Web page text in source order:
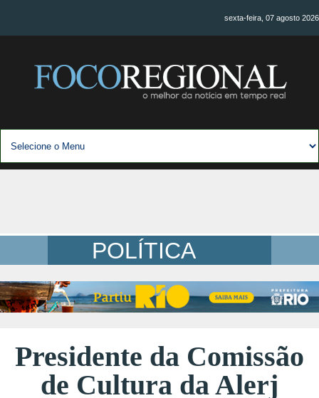
sexta-feira, 07 agosto 2026
POLÍTICA
Presidente da Comissão
de Cultura da Alerj